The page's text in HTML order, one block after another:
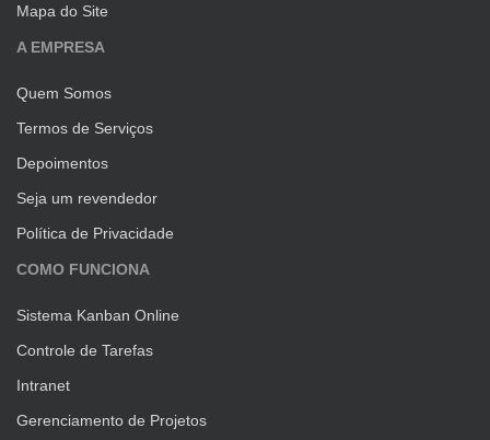
Mapa do Site
A EMPRESA
Quem Somos
Termos de Serviços
Depoimentos
Seja um revendedor
Política de Privacidade
COMO FUNCIONA
Sistema Kanban Online
Controle de Tarefas
Intranet
Gerenciamento de Projetos